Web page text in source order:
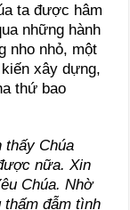
ta được hâm
những hành
nho nhỏ, một
xây dựng,
thứ bao
Chúa
nữa. Xin
Chúa. Nhờ
thấm đẫm tình